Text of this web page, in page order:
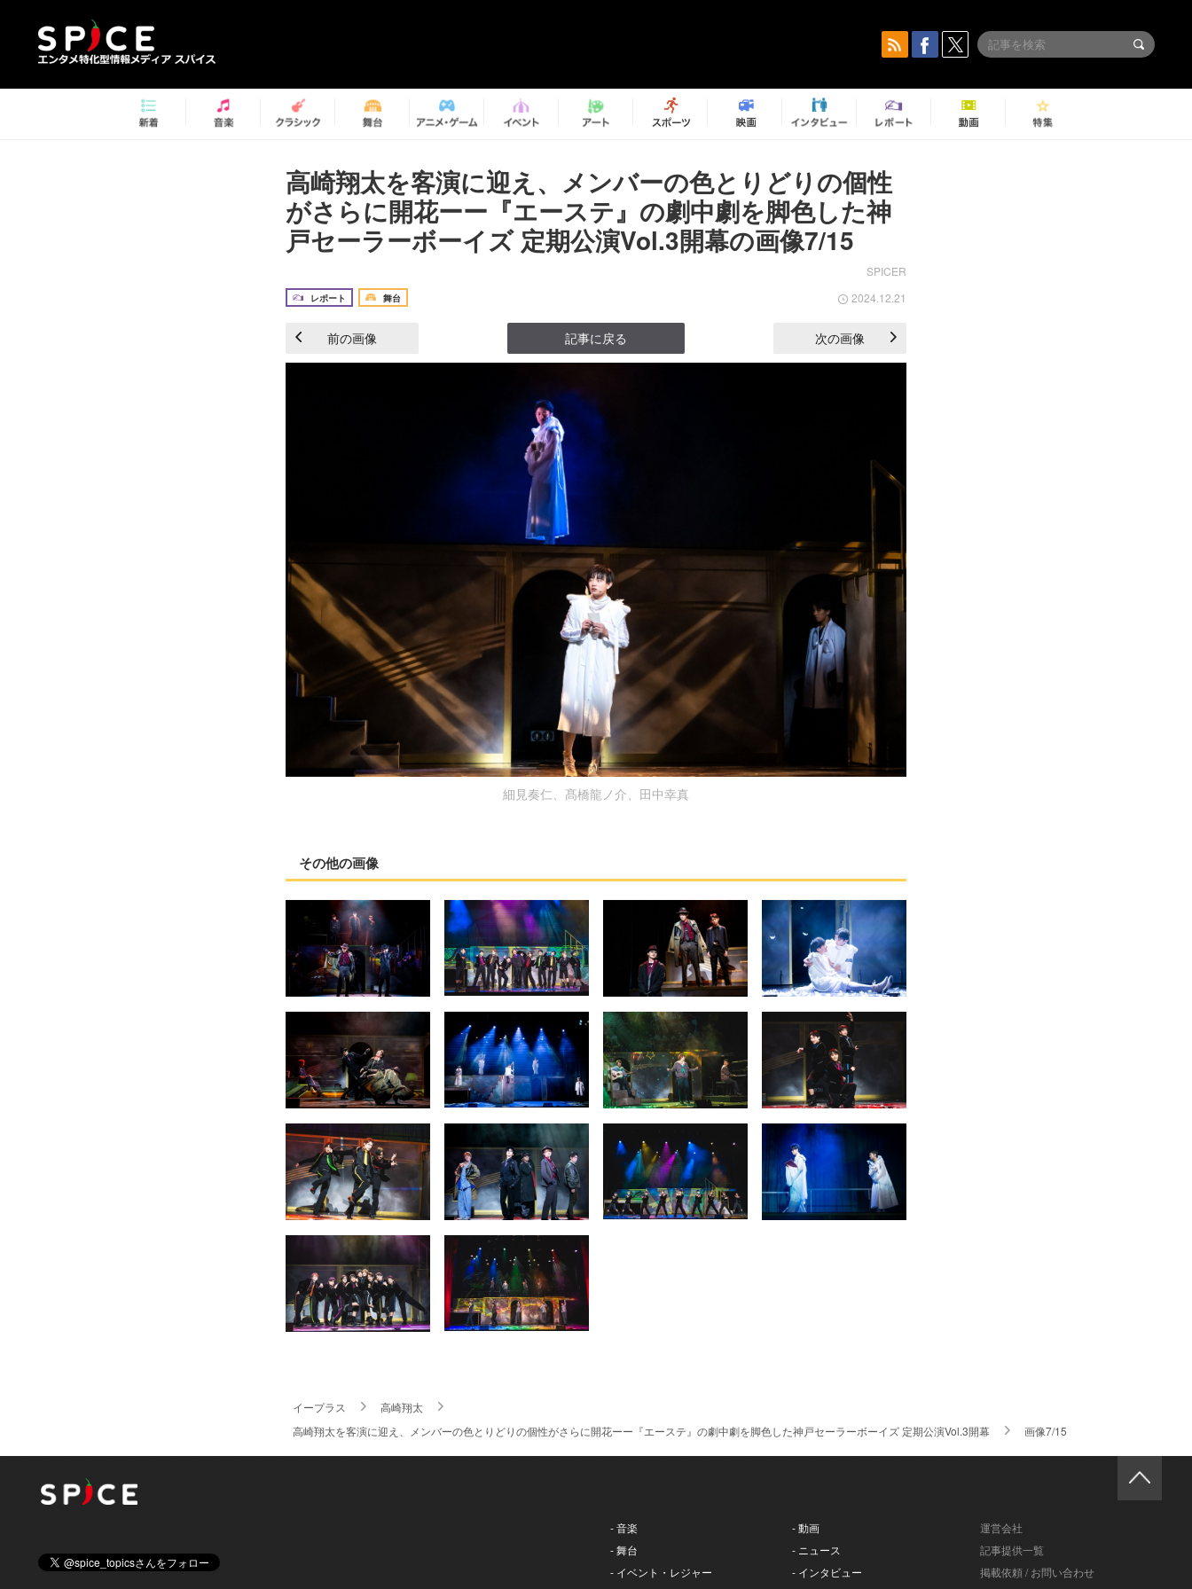
高崎翔太を客演に迎え、メンバーの色とりどりの個性
がさらに開花ーー『エーステ』の劇中劇を脚色した神
戸セーラーボーイズ 定期公演Vol.3開幕の画像7/15
SPICER
レポート 舞台 2024.12.21
前の画像 記事に戻る 次の画像
細見奏仁、髙橋龍ノ介、田中幸真
その他の画像
イープラス
高崎翔太
高崎翔太を客演に迎え、メンバーの色とりどりの個性がさらに開花ーー『エーステ』の劇中劇を脚色した神戸セーラーボーイズ 定期公演Vol.3開幕
画像7/15
- 音楽
- 舞台
- イベント・レジャー
- 動画
- ニュース
- インタビュー
運営会社
記事提供一覧
掲載依頼 / お問い合わせ